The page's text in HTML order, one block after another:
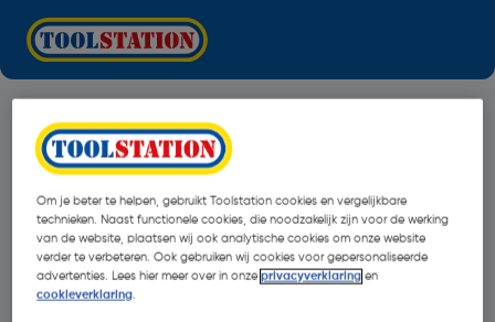
Om je beter te helpen, gebruikt Toolstation cookies en vergelijkbare
technieken. Naast functionele cookies, die noodzakelijk zijn voor de werking
van de website, plaatsen wij ook analytische cookies om onze website
verder te verbeteren. Ook gebruiken wij cookies voor gepersonaliseerde
advertenties. Lees hier meer over in onzeprivacyverklaring en
cookieverklaring.